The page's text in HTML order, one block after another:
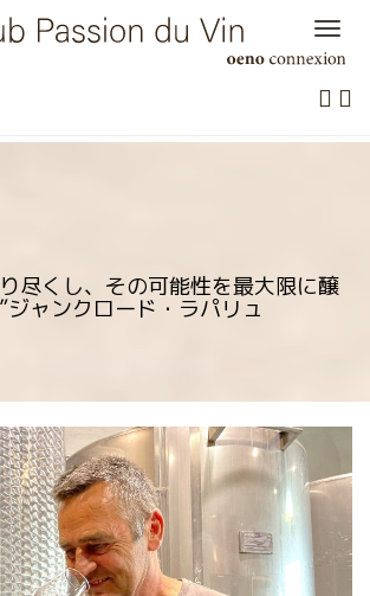
尽くし、その可能性を最大限に醸
ジャンクロード・ラパリュ